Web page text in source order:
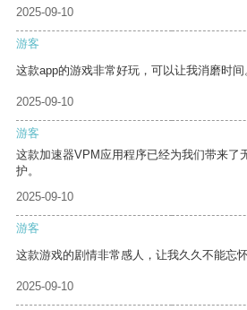
2025-09-10
游客
这款app的游戏非常好玩，可以让我消磨时间
2025-09-10
游客
这款加速器VPM应用程序已经为我们带来了
护。
2025-09-10
游客
这款游戏的剧情非常感人，让我久久不能忘怀
2025-09-10